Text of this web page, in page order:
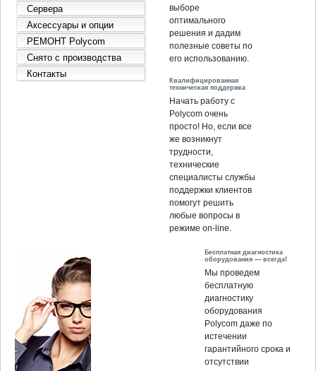
Сервера
Аксессуары и опции
РЕМОНТ Polycom
Снято с производства
Контакты
выборе
оптимального
решения и дадим
полезные советы по
его использованию.
Квалифицированная
техническая поддержка
Начать работу с
Polycom очень
просто! Но, если все
же возникнут
трудности,
технические
специалисты службы
поддержки клиентов
помогут решить
любые вопросы в
режиме on-line.
Бесплатная диагностика
оборудования — всегда!
Мы проведем
бесплатную
диагностику
оборудования
Polycom даже по
истечении
гарантийного срока и
отсутствии